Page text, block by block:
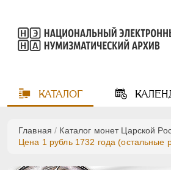
КАТАЛОГ
Главная / Каталог монет Царской
Цена 1 рубль 1732 года (остальные